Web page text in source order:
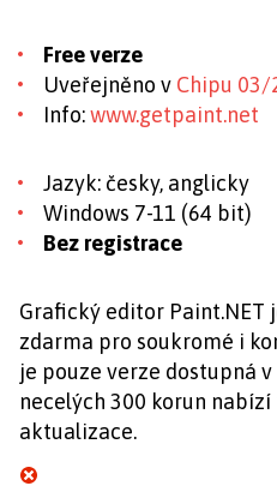
Free verze
Uveřejněno v Chipu 03/
Info:www.getpaint.net
Jazyk: česky, anglicky
Windows 7-11 (64 bit)
Bez registrace
Grafický editor Paint.NET
zdarma pro soukromé i
je pouze verze dostupná
necelých 300 korun
aktualizace.